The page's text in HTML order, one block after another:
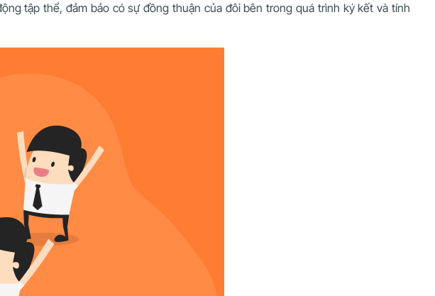
tập thể, đảm bảo có sự đồng thuận của đôi bên trong quá trình ký kết và tính